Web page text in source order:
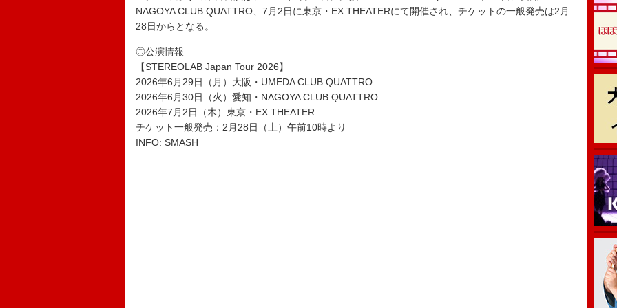
NAGOYA CLUB QUATTRO、7月2日に東京・EX THEATERにて開催され、チケットの一般発売は2月
28日からとなる。
◎公演情報
【STEREOLAB Japan Tour 2026】
2026年6月29日（月）大阪・UMEDA CLUB QUATTRO
2026年6月30日（火）愛知・NAGOYA CLUB QUATTRO
2026年7月2日（木）東京・EX THEATER
チケット一般発売：2月28日（土）午前10時より
INFO: SMASH